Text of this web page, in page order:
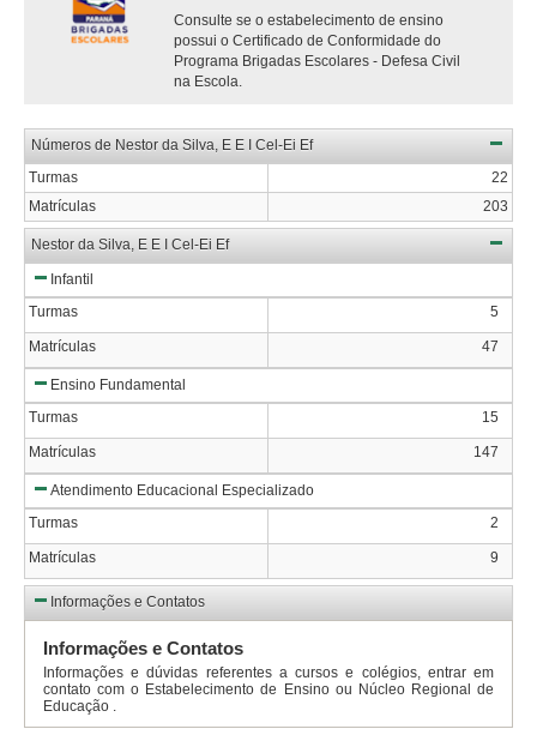
Consulte se o estabelecimento de ensino
possui o Certificado de Conformidade do
Programa Brigadas Escolares - Defesa Civil
na Escola.
Números de Nestor da Silva, E E I Cel-Ei Ef
Turmas
22
Matrículas
203
Nestor da Silva, E E I Cel-Ei Ef
Infantil
Turmas
5
Matrículas 47
Ensino Fundamental
Turmas
15
Matrículas 147
Atendimento Educacional Especializado
Turmas
2
Matrículas 9
Informações e Contatos
Informações e Contatos
Informações e dúvidas referentes a cursos e colégios, entrar em
contato com o Estabelecimento de Ensino ou Núcleo Regional de
Educação .